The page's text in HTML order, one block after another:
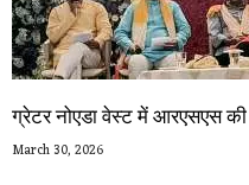
ग्रेटर नोएडा वेस्ट में आरएसएस
March 30, 2026